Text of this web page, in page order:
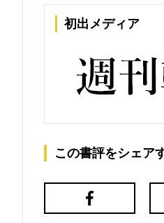
初出メディア
この書評をシェア
Facebook